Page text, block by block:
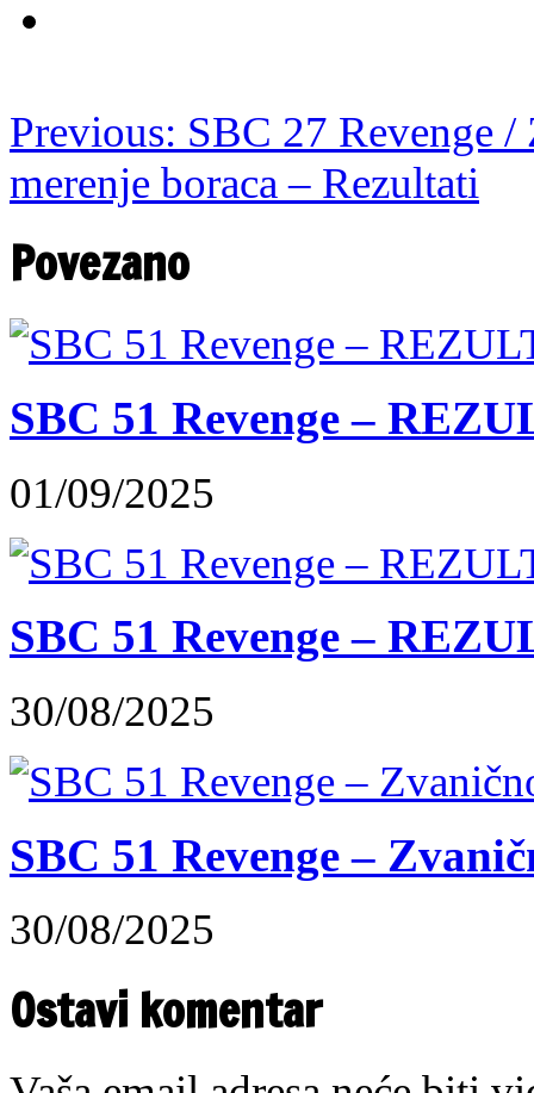
Previous: SBC 27 Revenge
merenje boraca – Rezultati
Povezano
SBC 51 Revenge –
01/09/2025
SBC 51 Revenge –
30/08/2025
SBC 51 Revenge –
30/08/2025
Ostavi komentar